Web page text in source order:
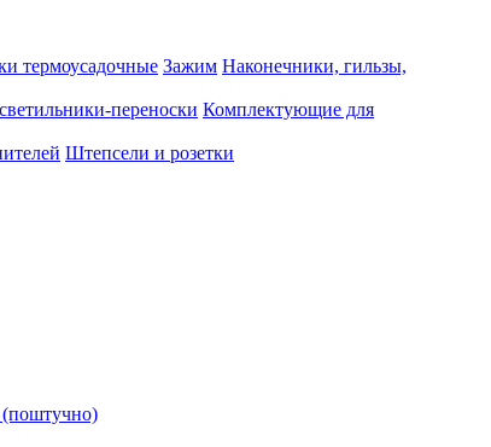
термоусадочные Зажим Наконечники, гильзы,
переноски Комплектующие для
Штепсели и розетки